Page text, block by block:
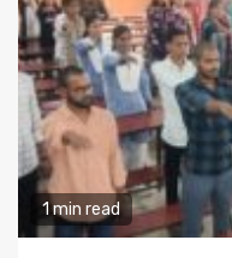
1 min read